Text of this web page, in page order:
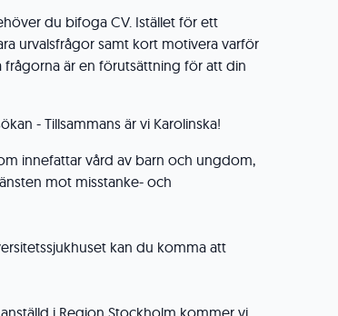
du bifoga CV. Istället för ett
urvalsfrågor samt kort motivera varför
frågorna är en förutsättning för att din
- Tillsammans är vi Karolinska!
innefattar vård av barn och ungdom,
mot misstanke- och
kan du komma att
i Region Stockholm kommer vi